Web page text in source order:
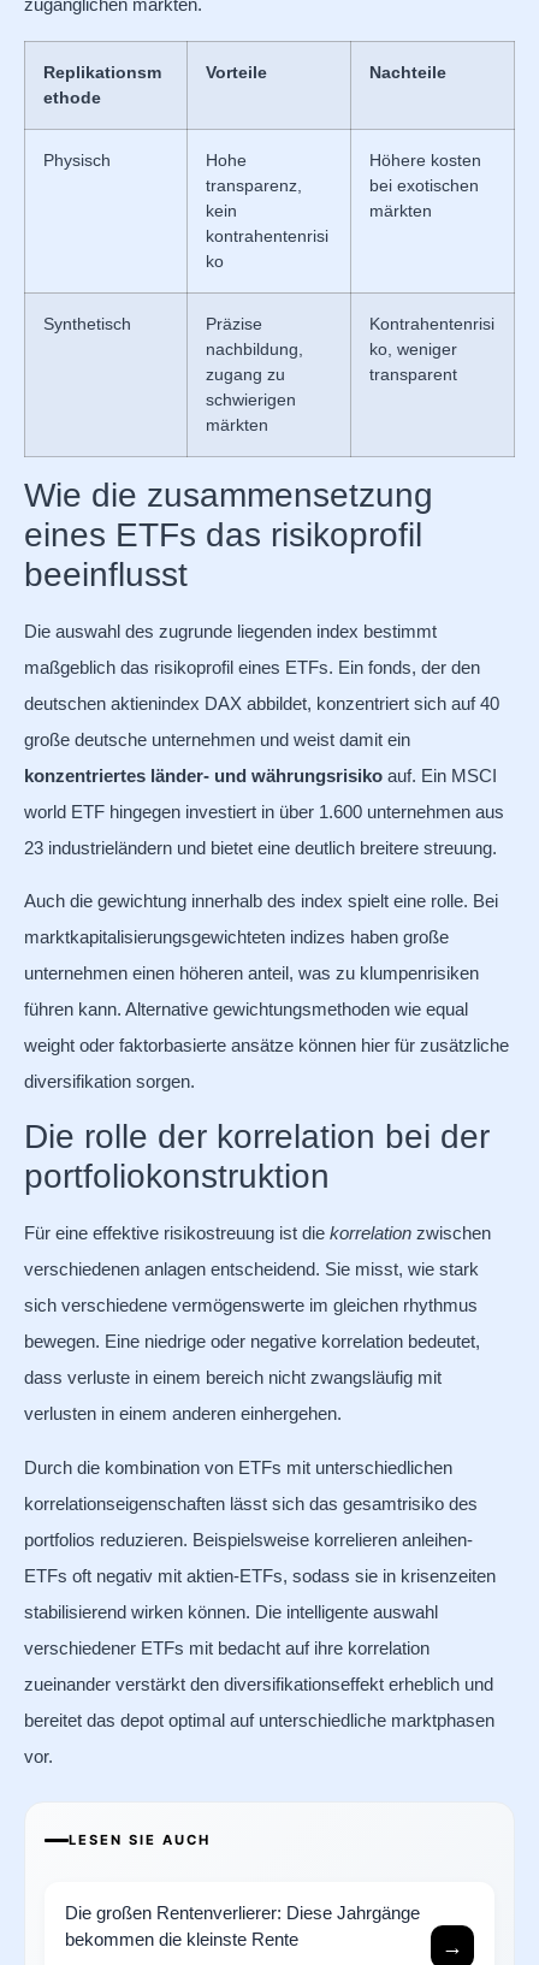
zugänglichen märkten.
Replikationsm
ethode
Vorteile Nachteile
Physisch
Hohe
transparenz,
kein
kontrahentenrisi
ko
Höhere kosten
bei exotischen
märkten
Synthetisch
Präzise
nachbildung,
zugang zu
schwierigen
märkten
Kontrahentenrisi
ko, weniger
transparent
Wie die zusammensetzung
eines ETFs das risikoprofil
beeinflusst
Die auswahl des zugrunde liegenden index bestimmt
maßgeblich das risikoprofil eines ETFs. Ein fonds, der den
deutschen aktienindex DAX abbildet, konzentriert sich auf 40
große deutsche unternehmen und weist damit ein
konzentriertes länder- und währungsrisiko auf. Ein MSCI
world ETF hingegen investiert in über 1.600 unternehmen aus
23 industrieländern und bietet eine deutlich breitere streuung.
Auch die gewichtung innerhalb des index spielt eine rolle. Bei
marktkapitalisierungsgewichteten indizes haben große
unternehmen einen höheren anteil, was zu klumpenrisiken
führen kann. Alternative gewichtungsmethoden wie equal
weight oder faktorbasierte ansätze können hier für zusätzliche
diversifikation sorgen.
Die rolle der korrelation bei der
portfoliokonstruktion
Für eine effektive risikostreuung ist die korrelation zwischen
verschiedenen anlagen entscheidend. Sie misst, wie stark
sich verschiedene vermögenswerte im gleichen rhythmus
bewegen. Eine niedrige oder negative korrelation bedeutet,
dass verluste in einem bereich nicht zwangsläufig mit
verlusten in einem anderen einhergehen.
Durch die kombination von ETFs mit unterschiedlichen
korrelationseigenschaften lässt sich das gesamtrisiko des
portfolios reduzieren. Beispielsweise korrelieren anleihen-
ETFs oft negativ mit aktien-ETFs, sodass sie in krisenzeiten
stabilisierend wirken können. Die intelligente auswahl
verschiedener ETFs mit bedacht auf ihre korrelation
zueinander verstärkt den diversifikationseffekt erheblich und
bereitet das depot optimal auf unterschiedliche marktphasen
vor.
LESEN SIE AUCH
Die großen Rentenverlierer: Diese Jahrgänge
bekommen die kleinste Rente
→